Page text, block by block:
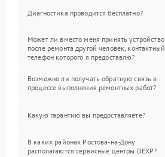
Диагностика проводится бесплатно?
Может ли вместо меня принять устройство
после ремонта другой человек, контактный
телефон которого я предоставлю?
Возможно ли получать обратную связь в
процессе выполнения ремонтных работ?
Какую гарантию вы предоставляете?
В каких районах Ростова-на-Дону
располагаются сервисные центры DEXP?